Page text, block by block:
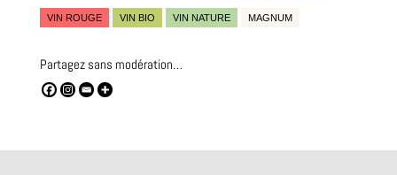
VIN ROUGE VIN BIO VIN NATURE MAGNUM
Partagez sans modération…